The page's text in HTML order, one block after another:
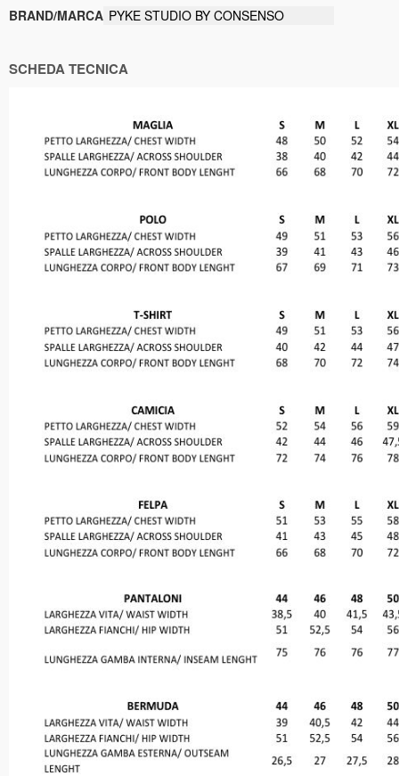
BRAND/MARCA PYKE STUDIO BY CONSENSO
SCHEDA TECNICA